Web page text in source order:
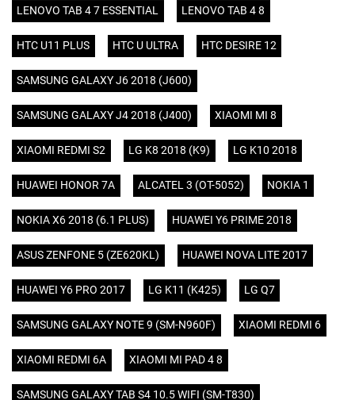
LENOVO TAB 4 7 ESSENTIAL LENOVO TAB 4 8
HTC U11 PLUS HTC U ULTRA HTC DESIRE 12
SAMSUNG GALAXY J6 2018 (J600)
SAMSUNG GALAXY J4 2018 (J400) XIAOMI MI 8
XIAOMI REDMI S2 LG K8 2018 (K9) LG K10 2018
HUAWEI HONOR 7A ALCATEL 3 (OT-5052) NOKIA 1
NOKIA X6 2018 (6.1 PLUS) HUAWEI Y6 PRIME 2018
ASUS ZENFONE 5 (ZE620KL) HUAWEI NOVA LITE 2017
HUAWEI Y6 PRO 2017 LG K11 (K425) LG Q7
SAMSUNG GALAXY NOTE 9 (SM-N960F) XIAOMI REDMI 6
XIAOMI REDMI 6A XIAOMI MI PAD 4 8
SAMSUNG GALAXY TAB S4 10.5 WIFI (SM-T830)